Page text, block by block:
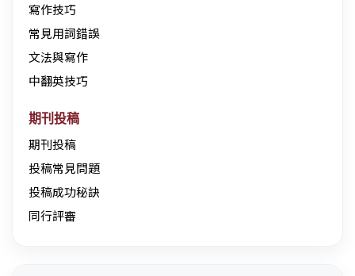
寫作技巧
常見用詞錯誤
文法與寫作
中翻英技巧
期刊投稿
期刊投稿
投稿常見問題
投稿成功秘訣
同行評審